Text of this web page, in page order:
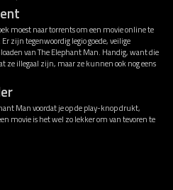
moest naar torrents om een movie online te
zijn tegenwoordig legio goede, veilige
van The Elephant Man. Handig, want die
ze illegaal zijn, maar ze kunnen ook nog eens
Man voordat je op de play-knop drukt,
movie is het wel zo lekker om van tevoren te